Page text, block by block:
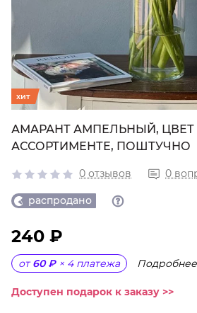
хит
АМАРАНТ АМПЕЛЬНЫЙ, ЦВЕТ
АССОРТИМЕНТЕ, ПОШТУЧНО
0 отзывов 0
распродано
240 ₽
от 60 ₽ × 4 платежа Подробнее
Доступен подарок к заказу >>